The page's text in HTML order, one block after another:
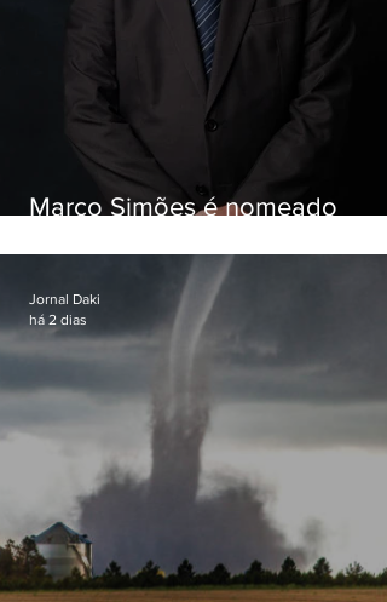
Marco Simões é nomeado
Jornal Daki
há 2 dias